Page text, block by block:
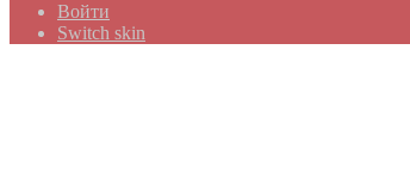
Войти
Switch skin